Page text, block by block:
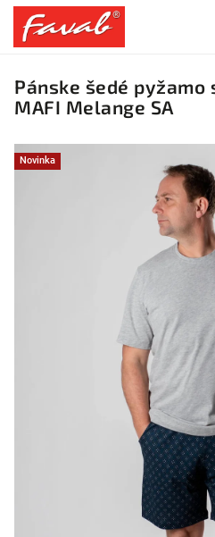
Pánske šedé
MAFI Melange SA
Novinka